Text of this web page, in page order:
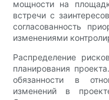
мощности на
встречи с
согласованность
изменениями
Распределение
планирования
обязанности в
изменений в